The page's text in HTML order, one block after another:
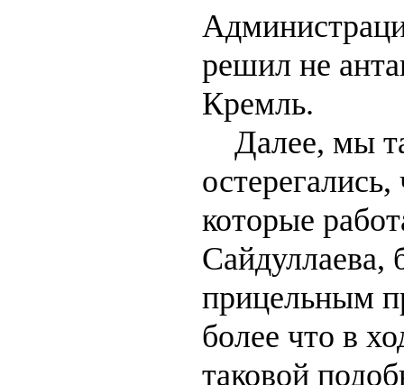
решил не
Кремль.
Далее, мы
которые
Сайдуллаева,
прицельным
более что в
таковой